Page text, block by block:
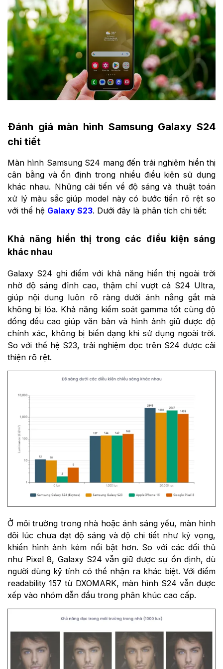
Đánh giá màn hình Samsung Galaxy S24
chi tiết
Màn hình Samsung S24 mang đến trải nghiệm hiển thị
cân bằng và ổn định trong nhiều điều kiện sử dụng
khác nhau. Những cải tiến về độ sáng và thuật toán
xử lý màu sắc giúp model này có bước tiến rõ rệt so
với thế hệ Galaxy S23. Dưới đây là phân tích chi tiết:
Khả năng hiển thị trong các điều kiện sáng
khác nhau
Galaxy S24 ghi điểm với khả năng hiển thị ngoài trời
nhờ độ sáng đỉnh cao, thậm chí vượt cả S24 Ultra,
giúp nội dung luôn rõ ràng dưới ánh nắng gắt mà
không bị lóa. Khả năng kiểm soát gamma tốt cùng độ
đồng đều cao giúp văn bản và hình ảnh giữ được độ
chính xác, không bị biến dạng khi sử dụng ngoài trời.
So với thế hệ S23, trải nghiệm đọc trên S24 được cải
thiện rõ rệt.
Ở môi trường trong nhà hoặc ánh sáng yếu, màn hình
đôi lúc chưa đạt độ sáng và độ chi tiết như kỳ vọng,
khiến hình ảnh kém nổi bật hơn. So với các đối thủ
như Pixel 8, Galaxy S24 vẫn giữ được sự ổn định, dù
người dùng kỹ tính có thể nhận ra khác biệt. Với điểm
readability 157 từ DXOMARK, màn hình S24 vẫn được
xếp vào nhóm dẫn đầu trong phân khúc cao cấp.